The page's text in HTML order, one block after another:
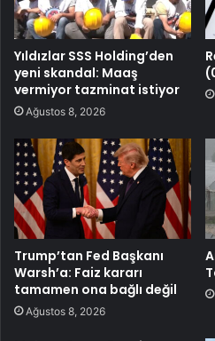
Yıldızlar SSS Holding’den
yeni skandal: Maaş
vermiyor tazminat istiyor
Ağustos 8, 2026
Trump’tan Fed Başkanı
Warsh’a: Faiz kararı
tamamen ona bağlı değil
Ağustos 8, 2026